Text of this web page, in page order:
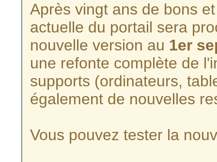
Après vingt ans de bons
actuelle du portail sera
nouvelle version au 1er
une refonte complète de
supports (ordinateurs,
également de nouvelles
Vous pouvez tester la